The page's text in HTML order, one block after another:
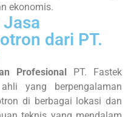
ekonomis.
dari PT.
Profesional PT. Fastek
yang berpengalaman
di berbagai lokasi dan